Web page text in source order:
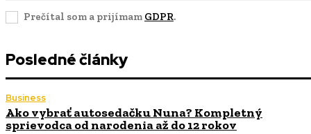
Prečítal som a prijímam GDPR.
Posledné články
Business
Ako vybrať autosedačku Nuna? Kompletný
sprievodca od narodenia až do 12 rokov